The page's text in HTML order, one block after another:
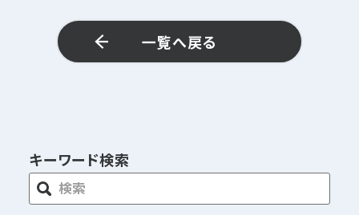
キーワード検索
一覧へ戻る